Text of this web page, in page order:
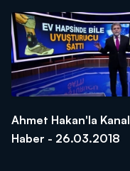
Ahmet Hakan'la
Haber - 26.03.2018